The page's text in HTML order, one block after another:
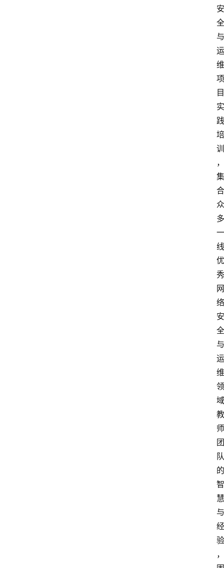
安
全
与
运
维
项
目
实
践
培
训
，
集
合
众
多
一
线
优
秀
网
络
安
全
与
运
维
领
域
教
师
团
队
的
智
慧
与
经
验
，